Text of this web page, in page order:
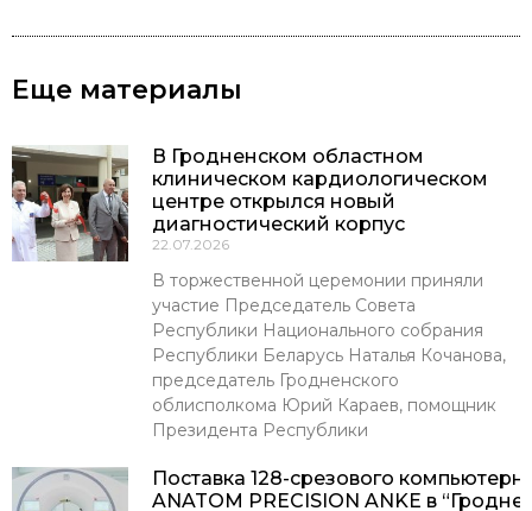
Еще материалы
В Гродненском областном
клиническом кардиологическом
центре открылся новый
диагностический корпус
22.07.2026
В торжественной церемонии приняли
участие Председатель Совета
Республики Национального собрания
Республики Беларусь Наталья Кочанова,
председатель Гродненского
облисполкома Юрий Караев, помощник
Президента Республики
Поставка 128-срезового
ANATOM PRECISION ANKE в